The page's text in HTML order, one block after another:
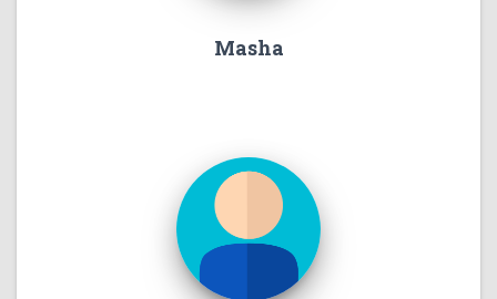
Masha